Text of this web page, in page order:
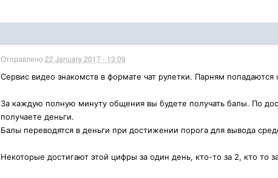
Отправлено22 January 2017 - 13:09
Сервис видео знакомств в формате чат рулетки. Парням
За каждую полную минуту общения вы будете получать балы. По
получаете деньги.
Балы переводятся в деньги при достижении порога для вывода
Некоторые достигают этой цифры за один день, кто-то за 2, кто то